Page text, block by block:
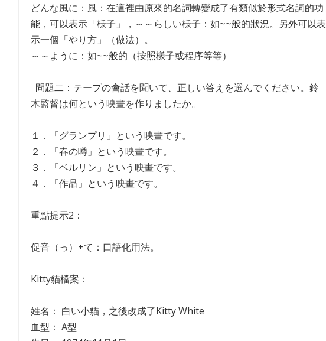
どんな風に：風：在這裡由原來的名詞轉變成了有類似於形式名詞的功
能，可以表示「様子」，～～らしい様子：如~~般的狀況。另外可以表
示一個「やり方」（做法）。
～～ように：如~~般的（按照樣子或程序等等）
問題二：テープの會話を聞いて、正しい答えを選んでください。鈴
木監督は何という映畫を作りましたか。
１．「グランプリ」という映畫です。
２．「春の噂」という映畫です。
３．「ベルリン」という映畫です。
４．「作品」という映畫です。
重點提示2：
促音（っ）+て：口語化用法。
Kitty貓檔案：
姓名： 白い小貓，之後改成了Kitty White
血型： A型